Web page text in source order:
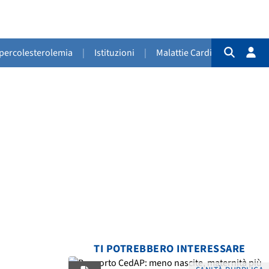
| Istituzioni | Malattie Cardiovascolari
TI POTREBBERO INTERESSARE